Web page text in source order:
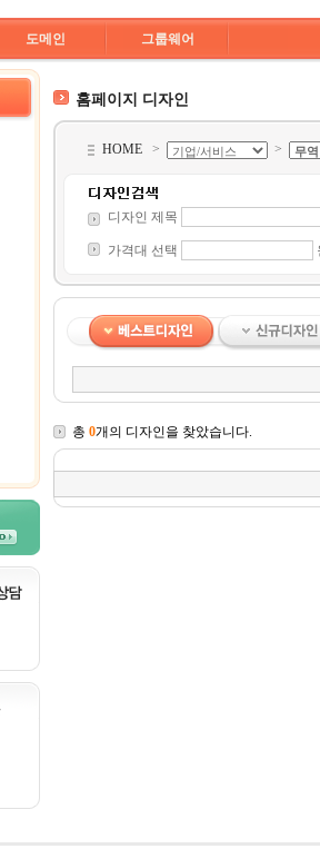
도메인 그룹웨어
홈페이지 디자인
HOME > >
디자인 제목
가격대 선택
총 0개의 디자인을 찾았습니다.